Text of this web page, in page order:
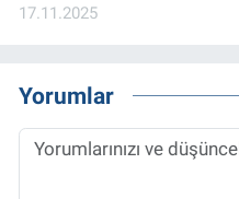
17.11.2025
Yorumlar